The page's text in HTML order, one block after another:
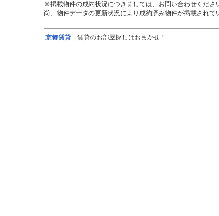
※掲載物件の成約状況につきましては、お問い合わせくださ
尚、物件データの更新状況により成約済み物件が掲載され
京都賃貸 賃貸のお部屋探しはおまかせ！